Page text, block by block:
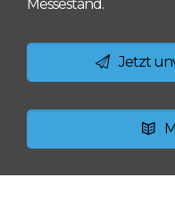
Messestand.
Jetzt